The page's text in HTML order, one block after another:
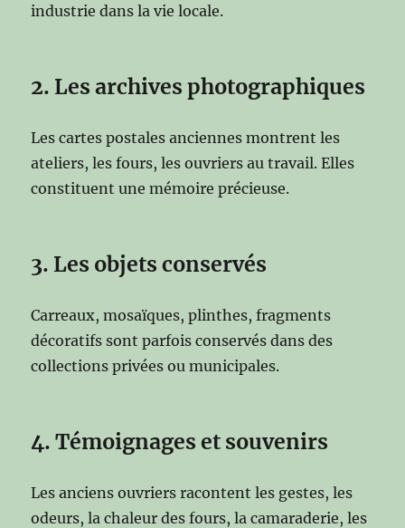
industrie dans la vie locale.
2. Les archives photographiques
Les cartes postales anciennes montrent les
ateliers, les fours, les ouvriers au travail. Elles
constituent une mémoire précieuse.
3. Les objets conservés
Carreaux, mosaïques, plinthes, fragments
décoratifs sont parfois conservés dans des
collections privées ou municipales.
4. Témoignages et souvenirs
Les anciens ouvriers racontent les gestes, les
odeurs, la chaleur des fours, la camaraderie, les